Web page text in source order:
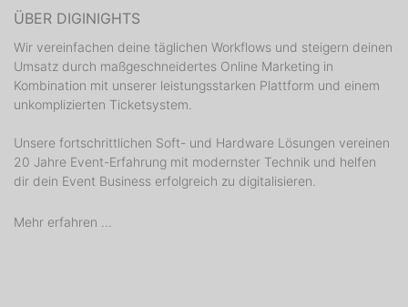
ÜBER DIGINIGHTS
Wir vereinfachen deine täglichen Workflows und steigern deinen
Umsatz durch maßgeschneidertes Online Marketing in
Kombination mit unserer leistungsstarken Plattform und einem
unkomplizierten Ticketsystem.
Unsere fortschrittlichen Soft- und Hardware Lösungen vereinen
20 Jahre Event-Erfahrung mit modernster Technik und helfen
dir dein Event Business erfolgreich zu digitalisieren.
Mehr erfahren ...